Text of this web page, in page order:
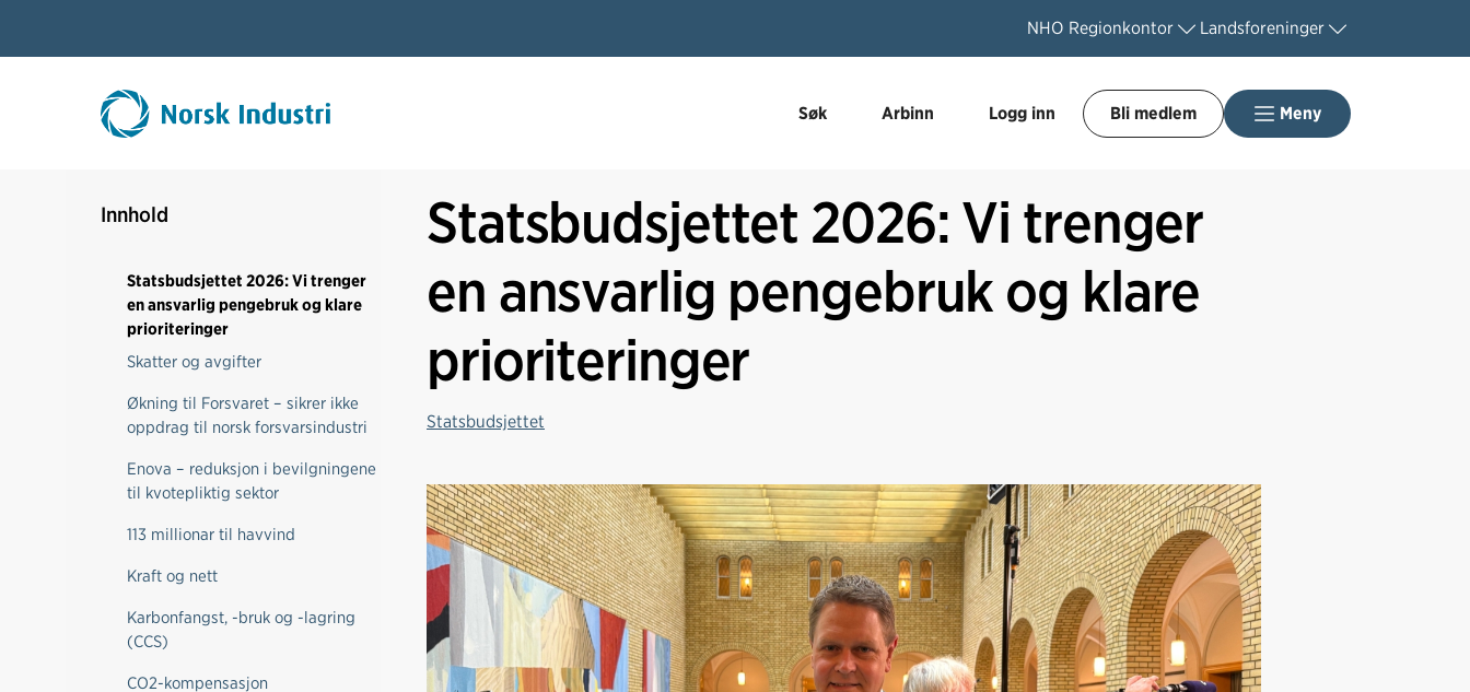
NHO Regionkontor Landsforeninger
Søk Arbinn Logg inn Bli medlem Meny
Innhold
Statsbudsjettet 2026: Vi trenger
en ansvarlig pengebruk og klare
prioriteringer
Skatter og avgifter
Økning til Forsvaret – sikrer ikke
oppdrag til norsk forsvarsindustri
Enova – reduksjon i bevilgningene
til kvotepliktig sektor
113 millionar til havvind
Kraft og nett
Karbonfangst, -bruk og -lagring
(CCS)
CO2-kompensasjon
Statsbudsjettet 2026: Vi trenger
en ansvarlig pengebruk og klare
prioriteringer
Statsbudsjettet